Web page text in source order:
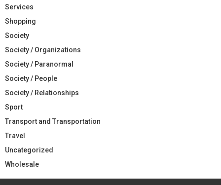
Services
Shopping
Society
Society / Organizations
Society / Paranormal
Society / People
Society / Relationships
Sport
Transport and Transportation
Travel
Uncategorized
Wholesale